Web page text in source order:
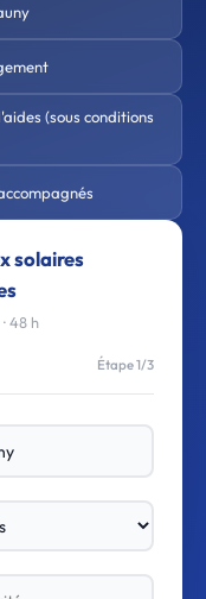
(sous conditions
solaires
48 h
Étape 1/3